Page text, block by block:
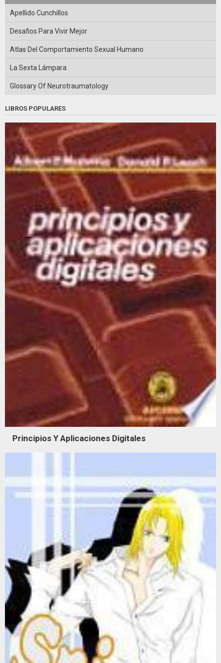
Apellido Cunchillos
Desafios Para Vivir Mejor
Atlas Del Comportamiento Sexual Humano
La Sexta Lámpara
Glossary Of Neurotraumatology
LIBROS POPULARES
Principios Y Aplicaciones Digitales